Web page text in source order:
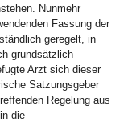
Nunmehr
Fassung der
geregelt, in
grundsätzlich
Arzt sich dieser
Satzungsgeber
Regelung aus
die